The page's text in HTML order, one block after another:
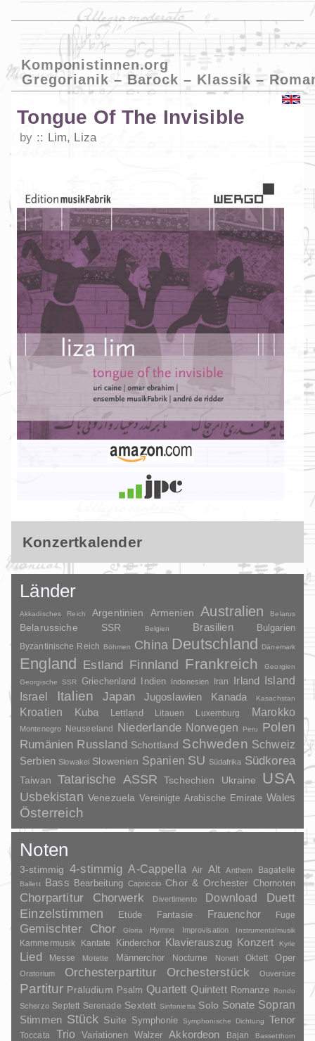
Komponistinnen.org
Gregorianik – Barock – Klassik –
Tongue Of The Invisible
by Lim, Liza
Konzertkalender
Länder
Akkadisches Reich Argentinien Armenien Australien Belarus
Belarussiche SSR Belgien Brasilien Bulgarien
Byzantinische Reich Böhmen China Deutschland Dänemark
England Estland Finnland Frankreich
Georgien
Georgische SSR
Griechenland Indien Indonesien Iran Irland
Island
Israel
Italien Japan Jugoslawien Kanada Kasachstan
Kroatien Kuba Lettland Litauen Luxemburg Marokko
Montenegro Neuseeland Niederlande Norwegen Peru
Polen
Rumänien Russland Schottland Schweden Schweiz
Serbien Slowakei Slowenien Spanien SU Südafrika Südkorea
Taiwan Tatarische ASSR Tschechien Ukraine USA
Usbekistan Venezuela Vereinigte Arabische Emirate Wales
Österreich
Noten
3-stimmig 4-stimmig A-Cappella Air Alt Anthem Bagatelle
Ballett Bass Bearbeitung Capriccio Chor & Orchester Chornoten
Chorpartitur Chorwerk Divertimento Download
Duett
Einzelstimmen
Etüde Fantasie Frauenchor Fuge
Gemischter Chor Gloria Hymne Improvisation Instrumentalmusik
Kammermusik Kantate Kinderchor Klavierauszug Konzert Kyrie
Lied Messe Motette Männerchor Nocturne Nonett Oktett Oper
Oratorium Orchesterpartitur Orchesterstück Ouvertüre
Partitur Präludium Psalm Quartett Quintett Romanze Rondo
Scherzo Septett Serenade Sextett Sinfonietta Solo Sonate Sopran
Stimmen Stück Suite Symphonie Symphonische Dichtung Tenor
Toccata Trio Variationen Walzer Akkordeon Bajan Bassetthorn